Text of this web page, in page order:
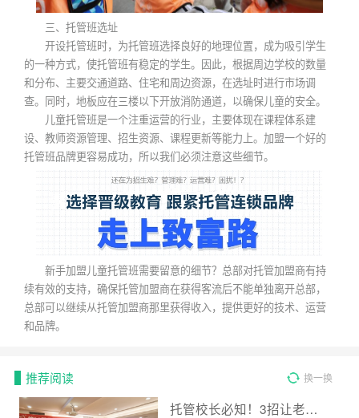
三、托管班选址
开设托管班时，为托管班选择良好的地理位置，成为吸引学生
的一种方式，使托管班有稳定的学生。因此，根据周边学校的数量
和分布、主要交通道路、住宅和周边资源，在选址时进行市场调
查。同时，地板应在三楼以下开放消防通道，以确保儿童的安全。
儿童托管班是一个注重运营的行业，主要体现在课程体系建
设、教师资源管理、招生资源、课程更新等能力上。加盟一个好的
托管班品牌更容易成功，所以我们必须注意这些细节。
新手加盟儿童托管班需要留意的细节？总部对托管加盟商有持
续有效的支持，确保托管加盟商在获得客流后不能单独离开总部，
总部可以继续从托管加盟商那里获得收入，提供更好的技术、运营
和品牌。
推荐阅读 换一换
托管校长必知！3招让老师告别“掉线”，校区管理更高效